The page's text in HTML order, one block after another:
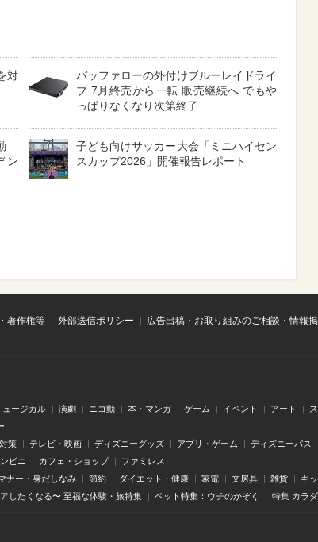
対
バッファローの外付けブルーレイドライ
ブ 7月終売から一転 販売継続へ でもや
っぱりなくなり次第終了
ン
子ども向けサッカー大会「ミニハイセン
スカップ2026」開催報告レポート
著作権等 外部送信ポリシー
広告出稿・お取り組みのご相談・情報
ュージカル 演劇 ニコ動 本・マンガ ゲーム イベント アート
策 テレビ・映画 ディズニーグッズ アプリ・ゲーム ディズニーパス
ビニ カフェ・ショップ ファミレス
ナー・身だしなみ 節約 ダイエット・健康 家電 文房具 雑貨 キ
したくなる〜 至福な体験・旅特集 ペット特集：ウチのかぞく 特集 カラ